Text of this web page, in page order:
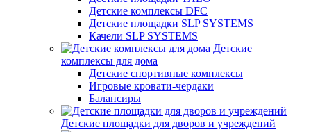
Детские комплексы DFC
Детские площадки SLP SYSTEMS
Качели SLP SYSTEMS
Детские
комплексы для дома
Детские спортивные комплексы
Игровые кровати-чердаки
Балансиры
Детские площадки для дворов и учреждений